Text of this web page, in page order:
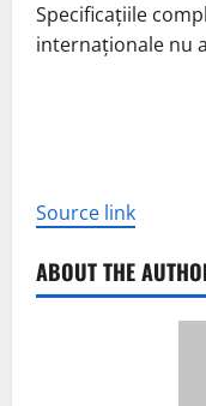
Specificațiile
internaționale nu
Source link
ABOUT THE